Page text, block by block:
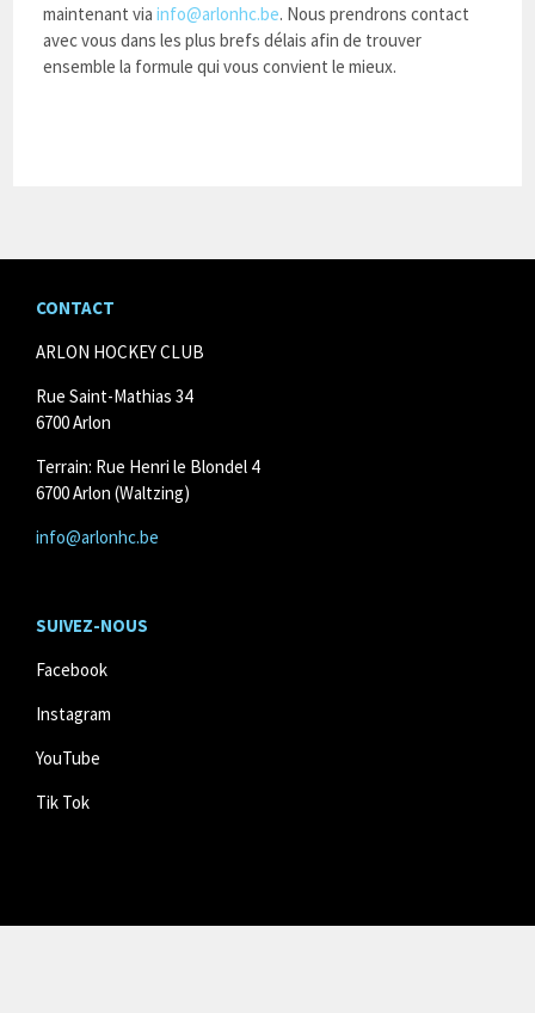
maintenant viainfo@arlonhc.be. Nous prendrons contact
avec vous dans les plus brefs délais afin de trouver
ensemble la formule qui vous convient le mieux.
CONTACT
ARLON HOCKEY CLUB
Rue Saint-Mathias 34
6700 Arlon
Terrain: Rue Henri le Blondel 4
6700 Arlon (Waltzing)
info@arlonhc.be
SUIVEZ-NOUS
Facebook
Instagram
YouTube
Tik Tok